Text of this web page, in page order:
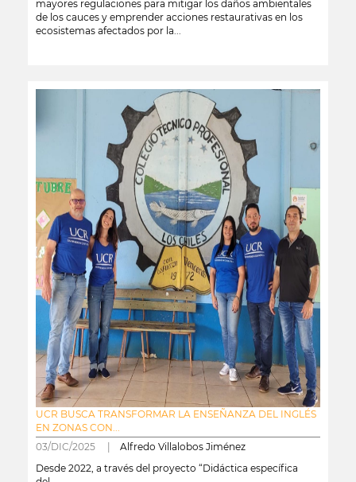
mayores regulaciones para mitigar los daños ambientales
de los cauces y emprender acciones restaurativas en los
ecosistemas afectados por la...
UCR BUSCA TRANSFORMAR LA ENSEÑANZA DEL INGLÉS
EN ZONAS CON...
03/DIC/2025 | Alfredo Villalobos Jiménez
Desde 2022, a través del proyecto “Didáctica específica